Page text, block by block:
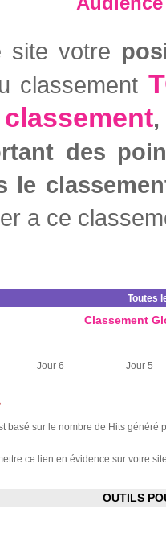
site votre
classement
,
des
le
a ce
Toutes
Classement
Jour 6 Jour 5
basé sur le nombre de Hits généré
ce lien en évidence sur votre
OUTILS